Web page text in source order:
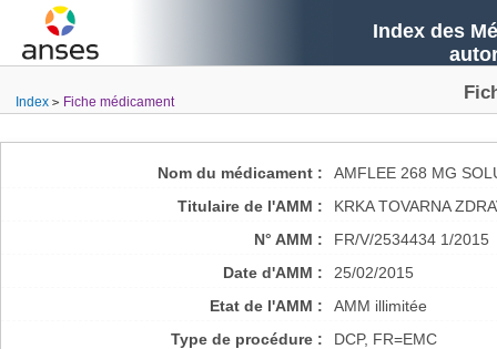
Index des
Index Fiche médicament
Nom du médicament :
AMFLEE 268 MG
Titulaire de l'AMM :
KRKA TOVARNA
N° AMM :
FR/V/2534434 1/2015
Date d'AMM :
25/02/2015
Etat de l'AMM :
AMM illimitée
Type de procédure :
DCP, FR=EMC